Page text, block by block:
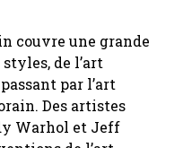
couvre une grande
de l’art
par l’art
Des artistes
Warhol et Jeff